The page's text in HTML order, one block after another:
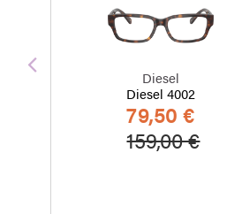
Diesel
Diesel 4002
79,50 €
Hinta
159,00 €
Edellinen